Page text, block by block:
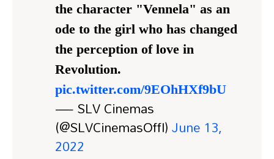
the character "Vennela" as an
ode to the girl who has changed
the perception of love in
Revolution.
pic.twitter.com/9EOhHXf9bU
— SLV Cinemas
(@SLVCinemasOffl)June 13,
2022